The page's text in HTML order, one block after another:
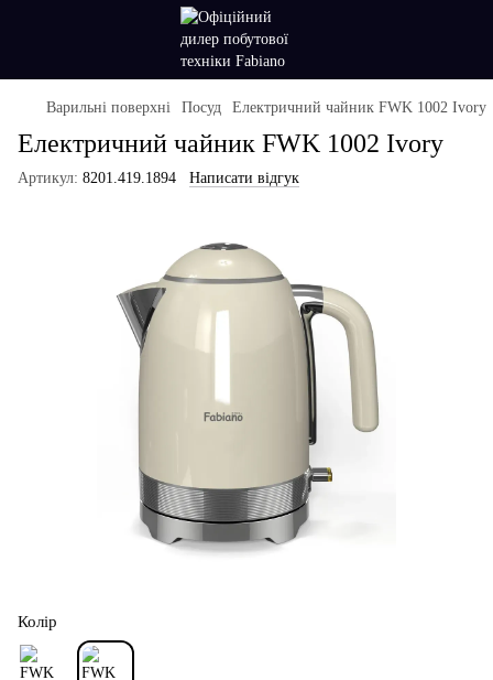
Варильні поверхні Посуд Електричний чайник FWK 1002 Ivory
Електричний чайник FWK 1002 Ivory
Артикул: 8201.419.1894 Написати відгук
Колір